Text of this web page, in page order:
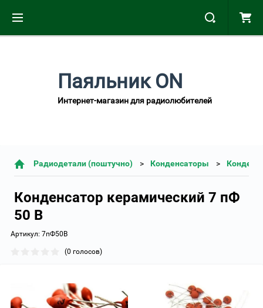
Паяльник ON
Интернет-магазин для радиолюбителей
Радиодетали (поштучно) Конденсаторы
Конденсатор керамический 7 пФ
50 В
Артикул: 7пФ50В
(0 голосов)